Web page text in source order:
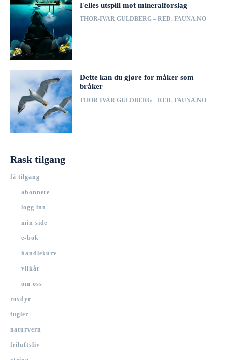
Felles utspill mot mineralforslag
THOR-IVAR GULDBERG – RED. FAUNA.NO
Dette kan du gjøre for måker som
bråker
THOR-IVAR GULDBERG – RED. FAUNA.NO
Rask tilgang
få tilgang
abonnere
logg inn
min side
e-bok
handlekurv
vilkår
om oss
rovdyr
fugler
naturvern
friluftsliv